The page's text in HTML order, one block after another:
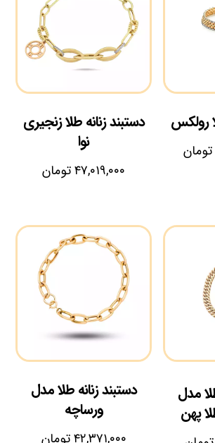
رولکس
تومان
دستبند زنانه طلا زنجیری
نوا
۴۷,۰۱۹,۰۰۰تومان
مدل
پهن
دستبند زنانه طلا مدل
ورساچه
۴۲,۳۷۱,۰۰۰تومان